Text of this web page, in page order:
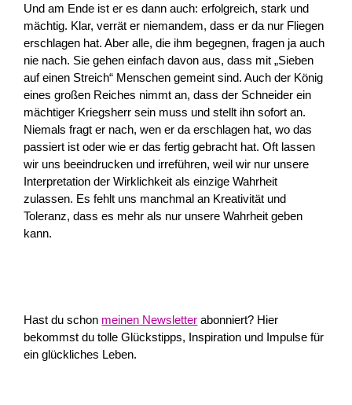
Und am Ende ist er es dann auch: erfolgreich, stark und
mächtig. Klar, verrät er niemandem, dass er da nur Fliegen
erschlagen hat. Aber alle, die ihm begegnen, fragen ja auch
nie nach. Sie gehen einfach davon aus, dass mit „Sieben
auf einen Streich“ Menschen gemeint sind. Auch der König
eines großen Reiches nimmt an, dass der Schneider ein
mächtiger Kriegsherr sein muss und stellt ihn sofort an.
Niemals fragt er nach, wen er da erschlagen hat, wo das
passiert ist oder wie er das fertig gebracht hat. Oft lassen
wir uns beeindrucken und irreführen, weil wir nur unsere
Interpretation der Wirklichkeit als einzige Wahrheit
zulassen. Es fehlt uns manchmal an Kreativität und
Toleranz, dass es mehr als nur unsere Wahrheit geben
kann.
Hast du schon meinen Newsletter abonniert? Hier
bekommst du tolle Glückstipps, Inspiration und Impulse für
ein glückliches Leben.